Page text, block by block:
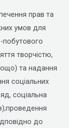
прав та
умов для
побутового
творчістю,
та надання
соціальних
соціальна
до